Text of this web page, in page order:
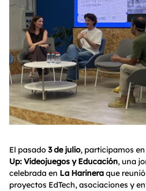
El pasado 3 de julio, participamos en
Up: Videojuegos y Educación, una
celebrada en La Harinera que
proyectos EdTech, asociaciones y